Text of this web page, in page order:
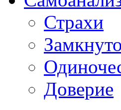
Страхи
Доверие